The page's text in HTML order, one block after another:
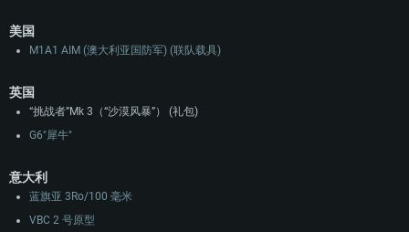
美国
M1A1 AIM (澳大利亚国防军) (联队载具)
英国
“挑战者”Mk 3（“沙漠风暴”） (礼包)
G6"犀牛"
意大利
蓝旗亚 3Ro/100 毫米
VBC 2 号原型